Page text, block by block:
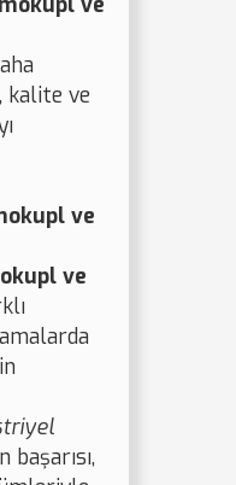
kalite ve
ve
ve
başarısı,